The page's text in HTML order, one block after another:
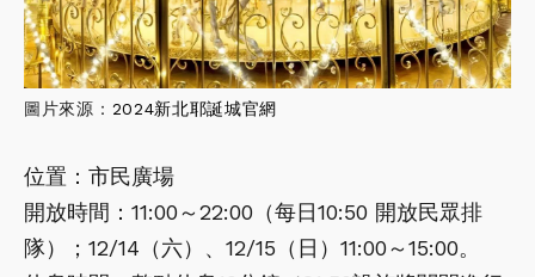
圖片來源： 2024新北耶誕城官網
位置：市民廣場
開放時間：11:00～22:00（每日10:50 開放民眾排
隊）；12/14（六）、12/15（日）11:00～15:00。